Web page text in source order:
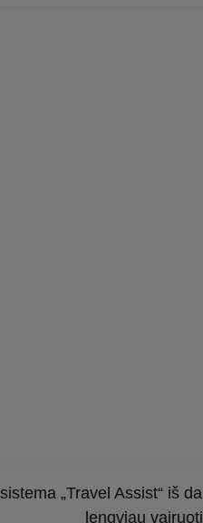
„Travel Assist“ iš
lengviau